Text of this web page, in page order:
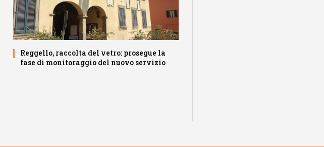
Reggello, raccolta del vetro: prosegue la
fase di monitoraggio del nuovo servizio